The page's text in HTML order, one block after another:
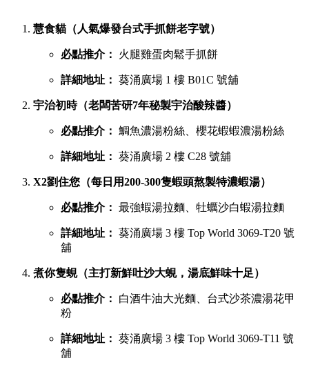
慧食貓（人氣爆發台式手抓餅老字號）
必點推介： 火腿雞蛋肉鬆手抓餅
詳細地址： 葵涌廣場 1 樓 B01C 號舖
宇治初時（老闆苦研7年秘製宇治酸辣醬）
必點推介： 鯛魚濃湯粉絲、櫻花蝦蝦濃湯粉絲
詳細地址： 葵涌廣場 2 樓 C28 號舖
X2劉住您（每日用200-300隻蝦頭熬製特濃蝦湯）
必點推介： 最強蝦湯拉麵、牡蠣沙白蝦湯拉麵
詳細地址： 葵涌廣場 3 樓 Top World 3069-T20 號
舖
煮你隻蜆（主打新鮮吐沙大蜆，湯底鮮味十足）
必點推介：
白酒牛油大光麵、台式沙茶濃湯花甲
粉
詳細地址： 葵涌廣場 3 樓 Top World 3069-T11 號
舖